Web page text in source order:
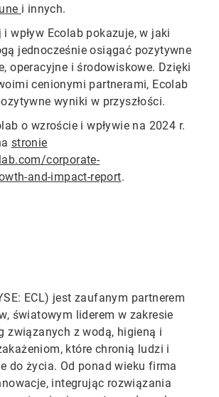
i innych.
wpływ Ecolab pokazuje, w jaki
jednocześnie osiągać pozytywne
operacyjne i środowiskowe. Dzięki
cenionymi partnerami, Ecolab
wyniki w przyszłości.
o wzroście i wpływie na 2024 r.
stronie
corporate-
and-impact-report.
ECL) jest zaufanym partnerem
światowym liderem w zakresie
związanych z wodą, higieną i
które chronią ludzi i
do życia. Od ponad wieku firma
integrując rozwiązania